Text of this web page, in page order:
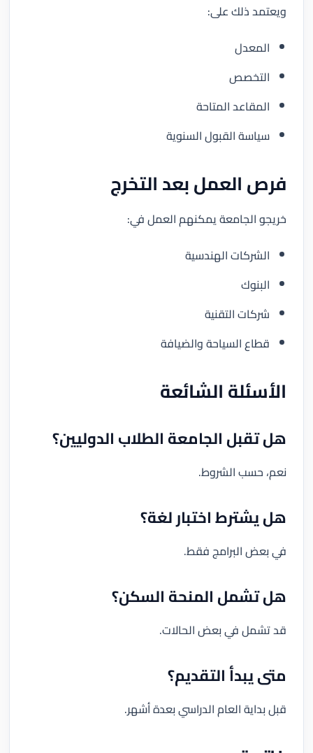
ويعتمد ذلك على:
المعدل
التخصص
المقاعد المتاحة
سياسة القبول السنوية
فرص العمل بعد التخرج
خريجو الجامعة يمكنهم العمل في:
الشركات الهندسية
البنوك
شركات التقنية
قطاع السياحة والضيافة
الأسئلة الشائعة
هل تقبل الجامعة الطلاب الدوليين؟
نعم، حسب الشروط.
هل يشترط اختبار لغة؟
في بعض البرامج فقط.
هل تشمل المنحة السكن؟
قد تشمل في بعض الحالات.
متى يبدأ التقديم؟
قبل بداية العام الدراسي بعدة أشهر.